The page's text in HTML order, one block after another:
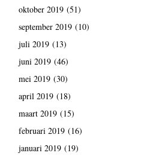
oktober 2019(51)
september 2019(10)
juli 2019(13)
juni 2019(46)
mei 2019(30)
april 2019(18)
maart 2019(15)
februari 2019(16)
januari 2019(19)